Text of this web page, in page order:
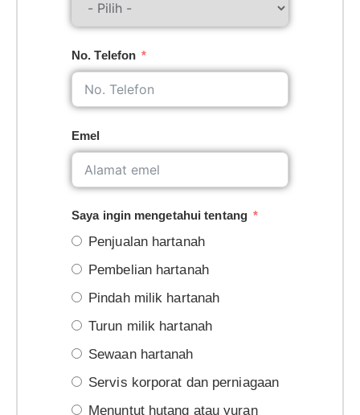
No. Telefon
Emel
Saya ingin mengetahui tentang
Penjualan hartanah
Pembelian hartanah
Pindah milik hartanah
Turun milik hartanah
Sewaan hartanah
Servis korporat dan perniagaan
Menuntut hutang atau yuran